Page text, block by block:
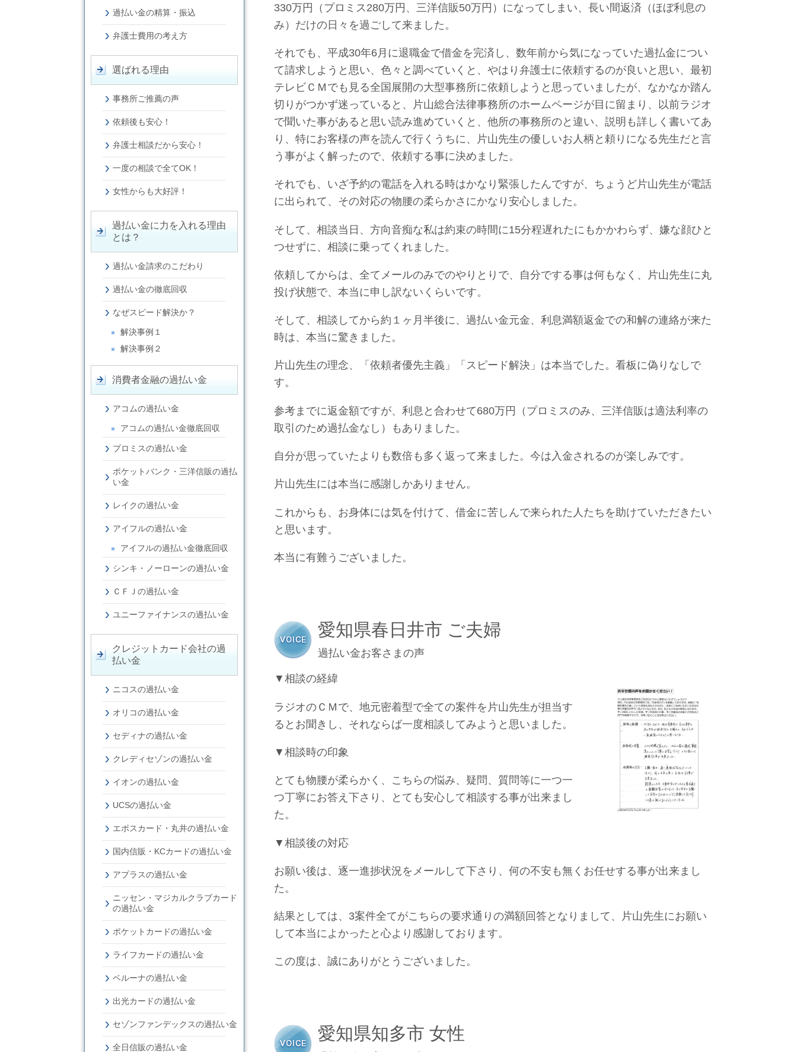
330万円（プロミス280万円、三洋信販50万円）になってしまい、長い間返済（ほぼ利息の
み）だけの日々を過ごして来ました。
それでも、平成30年6月に退職金で借金を完済し、数年前から気になっていた過払金につい
て請求しようと思い、色々と調べていくと、やはり弁護士に依頼するのが良いと思い、最初
テレビＣＭでも見る全国展開の大型事務所に依頼しようと思っていましたが、なかなか踏ん
切りがつかず迷っていると、片山総合法律事務所のホームページが目に留まり、以前ラジオ
で聞いた事があると思い読み進めていくと、他所の事務所のと違い、説明も詳しく書いてあ
り、特にお客様の声を読んで行くうちに、片山先生の優しいお人柄と頼りになる先生だと言
う事がよく解ったので、依頼する事に決めました。
それでも、いざ予約の電話を入れる時はかなり緊張したんですが、ちょうど片山先生が電話
に出られて、その対応の物腰の柔らかさにかなり安心しました。
そして、相談当日、方向音痴な私は約束の時間に15分程遅れたにもかかわらず、嫌な顔ひと
つせずに、相談に乗ってくれました。
依頼してからは、全てメールのみでのやりとりで、自分でする事は何もなく、片山先生に丸
投げ状態で、本当に申し訳ないくらいです。
そして、相談してから約１ヶ月半後に、過払い金元金、利息満額返金での和解の連絡が来た
時は、本当に驚きました。
片山先生の理念、「依頼者優先主義」「スピード解決」は本当でした。看板に偽りなしで
す。
参考までに返金額ですが、利息と合わせて680万円（プロミスのみ、三洋信販は適法利率の
取引のため過払金なし）もありました。
自分が思っていたよりも数倍も多く返って来ました。今は入金されるのが楽しみです。
片山先生には本当に感謝しかありません。
これからも、お身体には気を付けて、借金に苦しんで来られた人たちを助けていただきたい
と思います。
本当に有難うございました。
愛知県春日井市 ご夫婦
過払い金お客さまの声
▼相談の経緯
ラジオのＣＭで、地元密着型で全ての案件を片山先生が担当す
るとお聞きし、それならば一度相談してみようと思いました。
▼相談時の印象
とても物腰が柔らかく、こちらの悩み、疑問、質問等に一つ一
つ丁寧にお答え下さり、とても安心して相談する事が出来まし
た。
▼相談後の対応
お願い後は、逐一進捗状況をメールして下さり、何の不安も無くお任せする事が出来まし
た。
結果としては、3案件全てがこちらの要求通りの満額回答となりまして、片山先生にお願い
して本当によかったと心より感謝しております。
この度は、誠にありがとうございました。
愛知県知多市 女性
過払い金の精算・振込
弁護士費用の考え方
選ばれる理由
事務所ご推薦の声
依頼後も安心！
弁護士相談だから安心！
一度の相談で全てOK！
女性からも大好評！
過払い金に力を入れる理由
とは？
過払い金請求のこだわり
過払い金の徹底回収
なぜスピード解決か？
解決事例１
解決事例２
消費者金融の過払い金
アコムの過払い金
アコムの過払い金徹底回収
プロミスの過払い金
ポケットバンク・三洋信販の過払
い金
レイクの過払い金
アイフルの過払い金
アイフルの過払い金徹底回収
シンキ・ノーローンの過払い金
ＣＦＪの過払い金
ユニーファイナンスの過払い金
クレジットカード会社の過
払い金
ニコスの過払い金
オリコの過払い金
セディナの過払い金
クレディセゾンの過払い金
イオンの過払い金
UCSの過払い金
エポスカード・丸井の過払い金
国内信販・KCカードの過払い金
アプラスの過払い金
ニッセン・マジカルクラブカード
の過払い金
ポケットカードの過払い金
ライフカードの過払い金
ベルーナの過払い金
出光カードの過払い金
セゾンファンデックスの過払い金
全日信販の過払い金